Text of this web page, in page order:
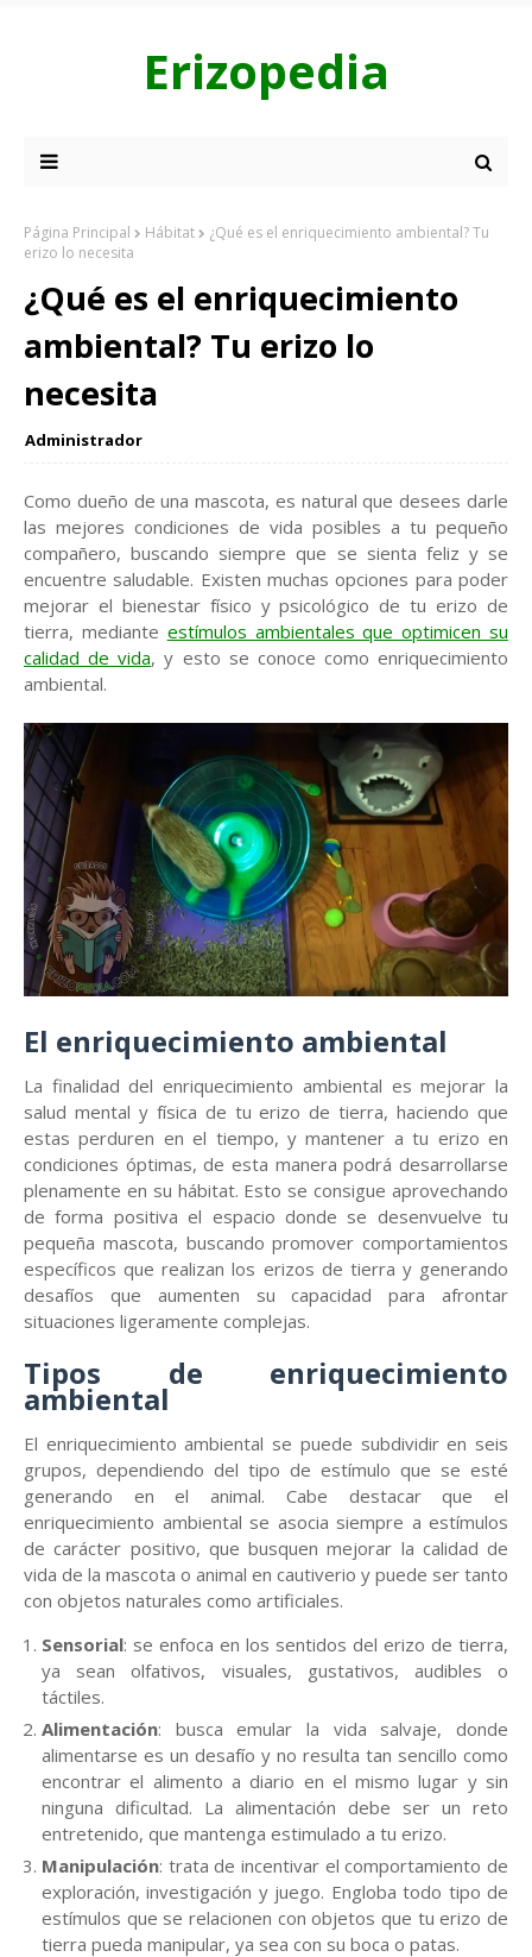
Erizopedia
Página Principal Hábitat
¿Qué es el enriquecimiento ambiental? Tu
erizo lo necesita
¿Qué es el enriquecimiento
ambiental? Tu erizo lo
necesita
Administrador
Como dueño de una mascota, es natural que desees darle
las mejores condiciones de vida posibles a tu pequeño
compañero, buscando siempre que se sienta feliz y se
encuentre saludable. Existen muchas opciones para poder
mejorar el bienestar físico y psicológico de tu erizo de
tierra, mediante estímulos ambientales que optimicen su
calidad de vida, y esto se conoce como enriquecimiento
ambiental.
El enriquecimiento ambiental
La finalidad del enriquecimiento ambiental es mejorar la
salud mental y física de tu erizo de tierra, haciendo que
estas perduren en el tiempo, y mantener a tu erizo en
condiciones óptimas, de esta manera podrá desarrollarse
plenamente en su hábitat. Esto se consigue aprovechando
de forma positiva el espacio donde se desenvuelve tu
pequeña mascota, buscando promover comportamientos
específicos que realizan los erizos de tierra y generando
desafíos que aumenten su capacidad para afrontar
situaciones ligeramente complejas.
Tipos de enriquecimiento
ambiental
El enriquecimiento ambiental se puede subdividir en seis
grupos, dependiendo del tipo de estímulo que se esté
generando en el animal. Cabe destacar que el
enriquecimiento ambiental se asocia siempre a estímulos
de carácter positivo, que busquen mejorar la calidad de
vida de la mascota o animal en cautiverio y puede ser tanto
con objetos naturales como artificiales.
Sensorial: se enfoca en los sentidos del erizo de tierra,
ya sean olfativos, visuales, gustativos, audibles o
táctiles.
Alimentación: busca emular la vida salvaje, donde
alimentarse es un desafío y no resulta tan sencillo como
encontrar el alimento a diario en el mismo lugar y sin
ninguna dificultad. La alimentación debe ser un reto
entretenido, que mantenga estimulado a tu erizo.
Manipulación: trata de incentivar el comportamiento de
exploración, investigación y juego. Engloba todo tipo de
estímulos que se relacionen con objetos que tu erizo de
tierra pueda manipular, ya sea con su boca o patas.